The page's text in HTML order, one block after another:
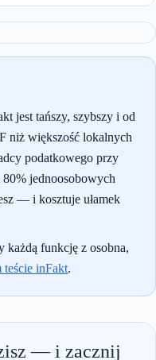
jest tańszy, szybszy i od
niż większość lokalnych
podatkowego przy
jednoosobowych
— i kosztuje ułamek
każdą funkcję z osobna,
teście inFakt.
— i zacznij